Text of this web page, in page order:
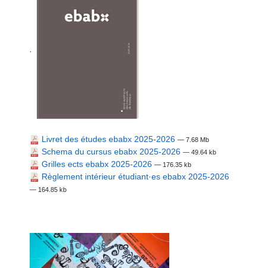
.
Livret des études ebabx 2025-2026 — 7.68 Mb
Schema du cursus ebabx 2025-2026 — 49.64 kb
Grilles ects ebabx 2025-2026 — 176.35 kb
Règlement intérieur étudiant·es ebabx 2025-2026
— 164.85 kb